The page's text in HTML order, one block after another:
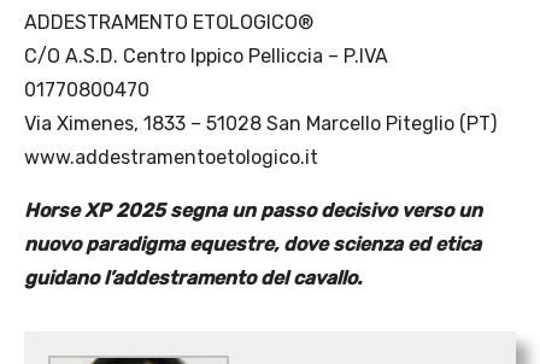
ADDESTRAMENTO ETOLOGICO®
C/O A.S.D. Centro Ippico Pelliccia – P.IVA
01770800470
Via Ximenes, 1833 – 51028 San Marcello Piteglio (PT)
www.addestramentoetologico.it
Horse XP 2025 segna un passo decisivo verso un
nuovo paradigma equestre, dove scienza ed etica
guidano l’addestramento del cavallo.